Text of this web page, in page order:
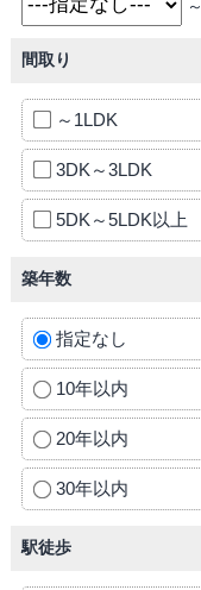
～
間取り
～1LDK
3DK～3LDK
5DK～5LDK以上
築年数
指定なし
10年以内
20年以内
30年以内
駅徒歩